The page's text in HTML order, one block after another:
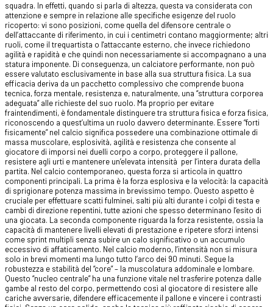
squadra. In effetti, quando si parla di altezza, questa va considerata con
attenzione e sempre in relazione alle specifiche esigenze del ruolo
ricoperto: vi sono posizioni, come quella del difensore centrale o
dell’attaccante di riferimento, in cui i centimetri contano maggiormente; altri
ruoli, come il trequartista o l'attaccante esterno, che invece richiedono
agilità e rapidità e che quindi non necessariamente si accompagnano a una
statura imponente. Di conseguenza, un calciatore performante, non può
essere valutato esclusivamente in base alla sua struttura fisica. La sua
efficacia deriva da un pacchetto complessivo che comprende buona
tecnica, forza mentale, resistenza e, naturalmente, una “struttura corporea
adeguata” alle richieste del suo ruolo. Ma proprio per evitare
fraintendimenti, è fondamentale distinguere tra struttura fisica e forza fisica,
riconoscendo a quest’ultima un ruolo davvero determinante. Essere “forti
fisicamente” nel calcio significa possedere una combinazione ottimale di
massa muscolare, esplosività, agilità e resistenza che consente al
giocatore di imporsi nei duelli corpo a corpo, proteggere il pallone,
resistere agli urti e mantenere un’elevata intensità per l’intera durata della
partita. Nel calcio contemporaneo, questa forza si articola in quattro
componenti principali. La prima è la forza esplosiva e la velocità: la capacità
di sprigionare potenza massima in brevissimo tempo. Questo aspetto è
cruciale per effettuare scatti fulminei, salti più alti durante i colpi di testa e
cambi di direzione repentini, tutte azioni che spesso determinano l’esito di
una giocata. La seconda componente riguarda la forza resistente, ossia la
capacità di mantenere livelli elevati di prestazione e ripetere sforzi intensi
come sprint multipli senza subire un calo significativo o un accumulo
eccessivo di affaticamento. Nel calcio moderno, l’intensità non si misura
solo in brevi momenti ma lungo tutto l’arco dei 90 minuti. Segue la
robustezza e stabilità del “core” – la muscolatura addominale e lombare.
Questo “nucleo centrale” ha una funzione vitale nel trasferire potenza dalle
gambe al resto del corpo, permettendo così al giocatore di resistere alle
cariche avversarie, difendere efficacemente il pallone e vincere i contrasti